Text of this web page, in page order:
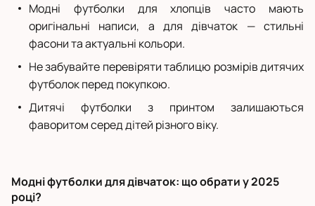
Модні футболки для хлопців часто мають
оригінальні написи, а для дівчаток — стильні
фасони та актуальні кольори.
Не забувайте перевіряти таблицю розмірів дитячих
футболок перед покупкою.
Дитячі футболки з принтом залишаються
фаворитом серед дітей різного віку.
Модні футболки для дівчаток: що обрати у 2025
році?